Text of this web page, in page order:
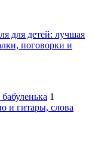
для детей: лучшая
поговорки и
1
и гитары, слова